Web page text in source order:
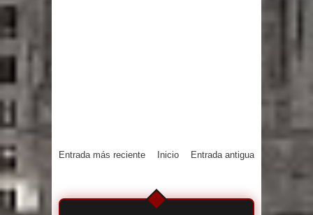
Entrada más reciente Entrada antigua
Inicio